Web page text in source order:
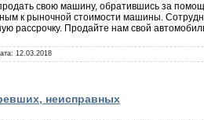
свою машину, обратившись за
к рыночной стоимости машины.
рассрочку. Продайте нам свой
12.03.2018
неисправных